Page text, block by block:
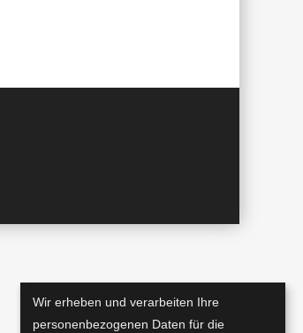
Wir erheben und verarbeiten Ihre
personenbezogenen Daten für die